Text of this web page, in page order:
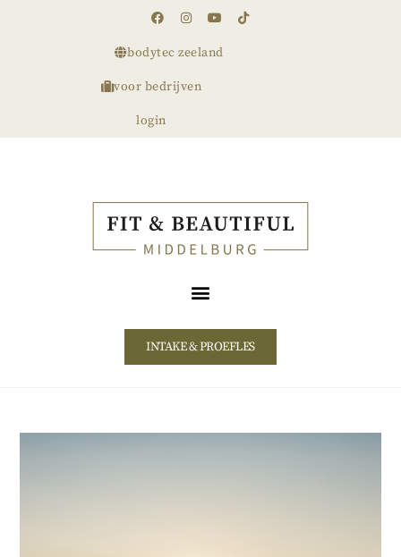
bodytec zeeland
voor bedrijven
login
INTAKE & PROEFLES